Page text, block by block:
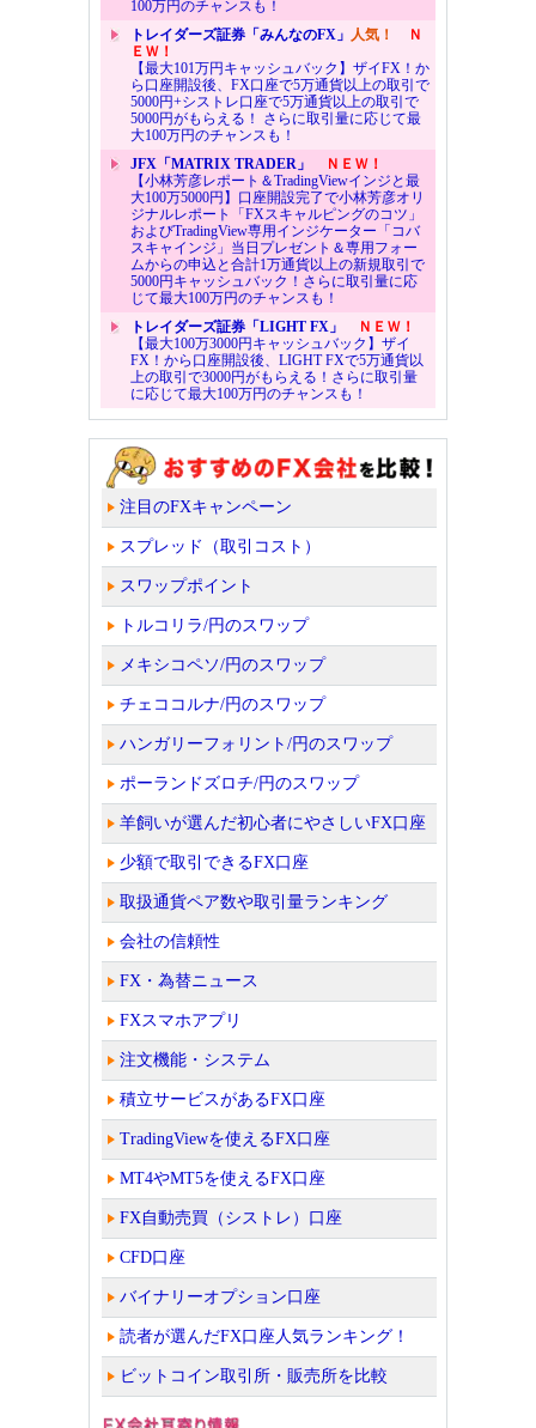
100万円のチャンスも！
トレイダーズ証券「みんなのFX」 人気！
Ｎ
ＥＷ！
【最大101万円キャッシュバック】ザイFX！か
ら口座開設後、FX口座で5万通貨以上の取引で
5000円+シストレ口座で5万通貨以上の取引で
5000円がもらえる！ さらに取引量に応じて最
大100万円のチャンスも！
JFX「MATRIX TRADER」
ＮＥＷ！
【小林芳彦レポート＆TradingViewインジと最
大100万5000円】口座開設完了で小林芳彦オリ
ジナルレポート「FXスキャルピングのコツ」
およびTradingView専用インジケーター「コバ
スキャインジ」当日プレゼント＆専用フォー
ムからの申込と合計1万通貨以上の新規取引で
5000円キャッシュバック！さらに取引量に応
じて最大100万円のチャンスも！
トレイダーズ証券「LIGHT FX」
ＮＥＷ！
【最大100万3000円キャッシュバック】ザイ
FX！から口座開設後、LIGHT FXで5万通貨以
上の取引で3000円がもらえる！さらに取引量
に応じて最大100万円のチャンスも！
注目のFXキャンペーン
スプレッド（取引コスト）
スワップポイント
トルコリラ/円のスワップ
メキシコペソ/円のスワップ
チェココルナ/円のスワップ
ハンガリーフォリント/円のスワップ
ポーランドズロチ/円のスワップ
羊飼いが選んだ初心者にやさしいFX口座
少額で取引できるFX口座
取扱通貨ペア数や取引量ランキング
会社の信頼性
FX・為替ニュース
FXスマホアプリ
注文機能・システム
積立サービスがあるFX口座
TradingViewを使えるFX口座
MT4やMT5を使えるFX口座
FX自動売買（シストレ）口座
CFD口座
バイナリーオプション口座
読者が選んだFX口座人気ランキング！
ビットコイン取引所・販売所を比較